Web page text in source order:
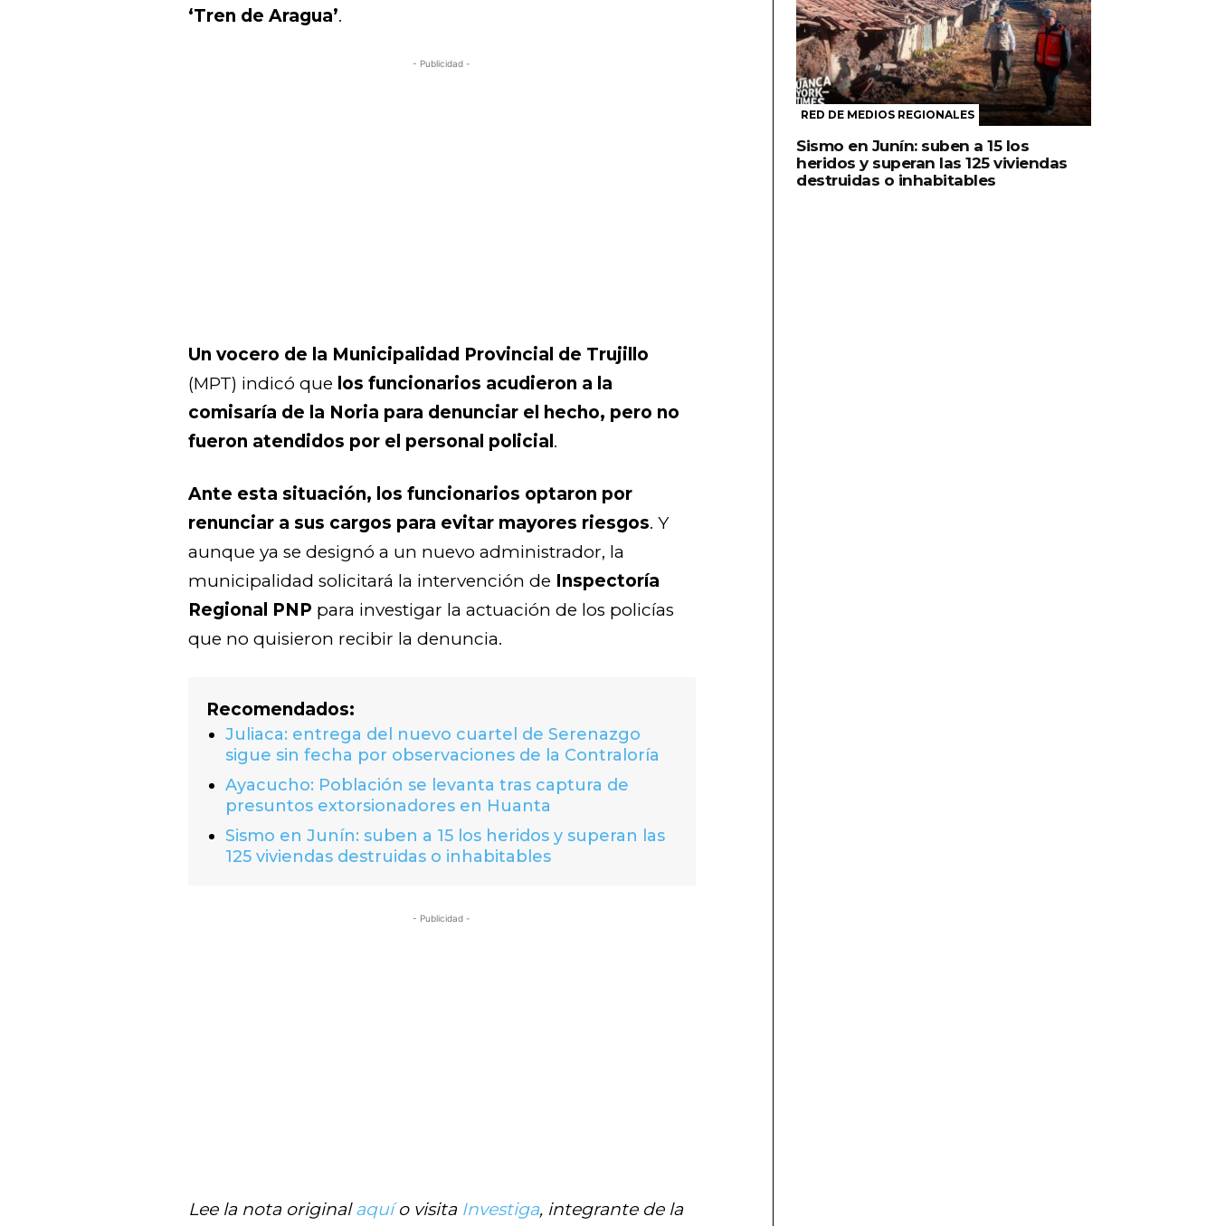
‘Tren de Aragua’.
- Publicidad -
Un vocero de la Municipalidad Provincial de Trujillo
(MPT) indicó que los funcionarios acudieron a la
comisaría de la Noria para denunciar el hecho, pero no
fueron atendidos por el personal policial .
Ante esta situación, los funcionarios optaron por
renunciar a sus cargos para evitar mayores riesgos. Y
aunque ya se designó a un nuevo administrador, la
municipalidad solicitará la intervención de Inspectoría
Regional PNP para investigar la actuación de los policías
que no quisieron recibir la denuncia.
Recomendados:
Juliaca: entrega del nuevo cuartel de Serenazgo
sigue sin fecha por observaciones de la Contraloría
Ayacucho: Población se levanta tras captura de
presuntos extorsionadores en Huanta
Sismo en Junín: suben a 15 los heridos y superan las
125 viviendas destruidas o inhabitables
- Publicidad -
Lee la nota originalaquío visita Investiga, integrante de la
RED DE MEDIOS REGIONALES
Sismo en Junín: suben a 15 los
heridos y superan las 125 viviendas
destruidas o inhabitables